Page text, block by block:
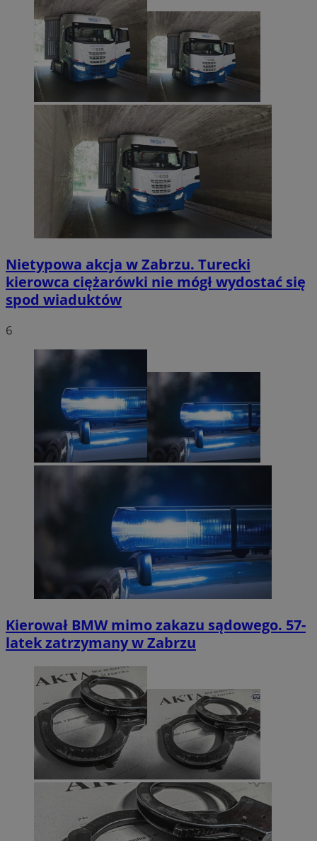
Nietypowa akcja w Zabrzu. Turecki
kierowca ciężarówki nie mógł wydostać się
spod wiaduktów
6
Kierował BMW mimo zakazu sądowego. 57-
latek zatrzymany w Zabrzu